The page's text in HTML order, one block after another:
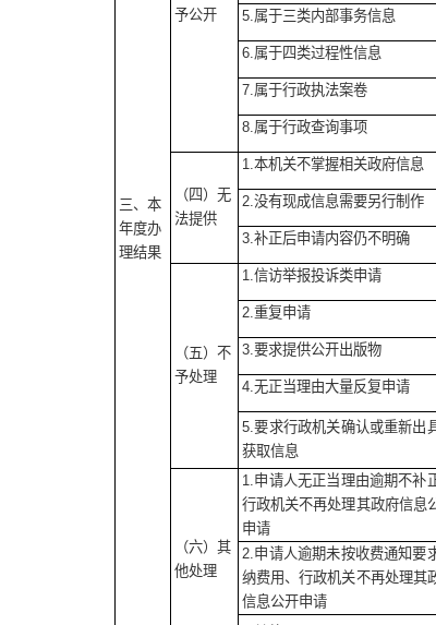
三、本
年度办
理结果
予公开
5.属于三类内部事务信息
6.属于四类过程性信息
7.属于行政执法案卷
8.属于行政查询事项
（四）无
法提供
1.本机关不掌握相关政府信息
2.没有现成信息需要另行制作
3.补正后申请内容仍不明确
（五）不
予处理
1.信访举报投诉类申请
2.重复申请
3.要求提供公开出版物
4.无正当理由大量反复申请
5.要求行政机关确认或重新出
获取信息
（六）其
他处理
1.申请人无正当理由逾期不补正
行政机关不再处理其政府信息
申请
2.申请人逾期未按收费通知要
纳费用、行政机关不再处理其
信息公开申请